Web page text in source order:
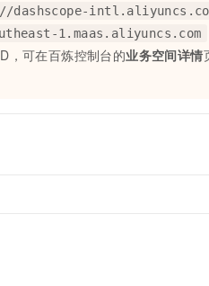
dashscope-
1.maas.aliyuncs.com
，可在百炼控制台的业务空间详情